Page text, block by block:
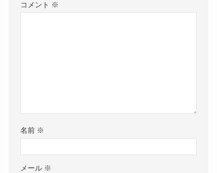
コメント ※
名前 ※
メール ※